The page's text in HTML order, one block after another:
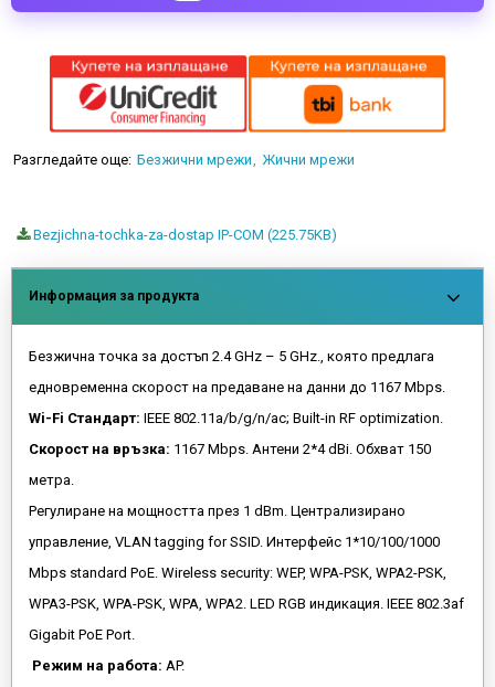
Разгледайте още: Безжични мрежи Жични мрежи
Bezjichna-tochka-za-dostap IP-COM (225.75KB)
Информация за продукта
Безжична точка за достъп 2.4 GHz – 5 GHz., която предлага
едновременна скорост на предаване на данни до 1167 Mbps.
Wi-Fi Стандарт: IEEE 802.11a/b/g/n/ac; Built-in RF optimization.
Скорост на връзка: 1167 Mbps. Антени 2*4 dBi. Обхват 150
метра.
Регулиране на мощността през 1 dBm. Централизирано
управление, VLAN tagging for SSID. Интерфейс 1*10/100/1000
Mbps standard PoE. Wireless security: WEP, WPA-PSK, WPA2-PSK,
WPA3-PSK, WPA-PSK, WPA, WPA2. LED RGB индикация. IEEE 802.3af
Gigabit PoE Port.
Режим на работа: AP.